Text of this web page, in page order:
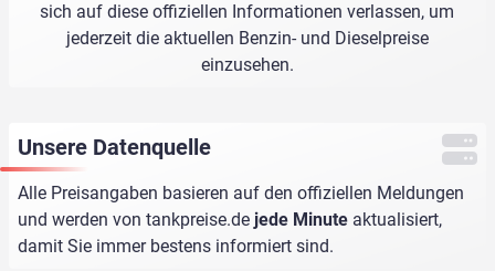
sich auf diese offiziellen Informationen verlassen, um
jederzeit die aktuellen Benzin- und Dieselpreise
einzusehen.
Unsere Datenquelle
Alle Preisangaben basieren auf den offiziellen Meldungen
und werden von tankpreise.de jede Minute aktualisiert,
damit Sie immer bestens informiert sind.